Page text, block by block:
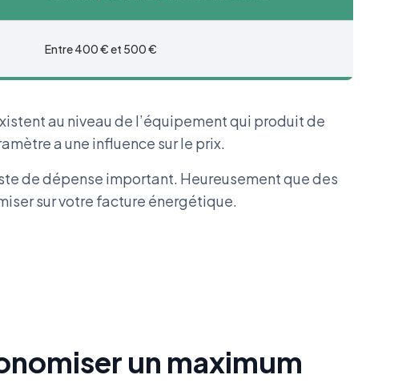
Entre 400 € et 500 €
au niveau de l’équipement qui produit de
a une influence sur le prix.
de dépense important. Heureusement que des
sur votre facture énergétique.
un maximum